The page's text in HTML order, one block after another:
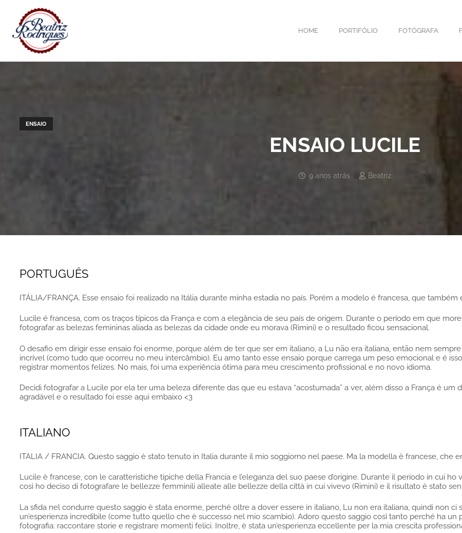
HOME PORTIFÓLIO FOTÓGRAFA
ENSAIO
ENSAIO LUCILE
9 anos atrás Beatriz
PORTUGUÊS
ITÁLIA/FRANÇA. Esse ensaio foi realizado na Itália durante minha estadia no país. Porém a modelo é francesa, que
Lucile é francesa, com os traços típicos da França e com a elegância de seu país de origem. Durante o período em que
fotografar as belezas femininas aliada as belezas da cidade onde eu morava (Rimini) e o resultado ficou sensacional.
O desafio em dirigir esse ensaio foi enorme, porque além de ter que ser em italiano, a Lu não era italiana, então nem
incrível (como tudo que ocorreu no meu intercâmbio). Eu amo tanto esse ensaio porque carrega um peso emocional e é
registrar momentos felizes. No mais, foi uma experiência ótima para meu crescimento profissional e no novo idioma.
Decidi fotografar a Lucile por ela ter uma beleza diferente das que eu estava “acostumada” a ver, além disso a França é
agradável e o resultado foi esse aqui embaixo <3
ITALIANO
ITALIA / FRANCIA. Questo saggio è stato tenuto in Italia durante il mio soggiorno nel paese. Ma la modella è francese, che
Lucile è francese, con le caratteristiche tipiche della Francia e l’eleganza del suo paese d’origine. Durante il periodo in cui
così ho deciso di fotografare le bellezze femminili alleate alle bellezze della città in cui vivevo (Rimini) e il risultato è stato
La sfida nel condurre questo saggio è stata enorme, perché oltre a dover essere in italiano, Lu non era italiana, quindi non
un’esperienza incredibile (come tutto quello che è successo nel mio scambio). Adoro questo saggio così tanto perché ha
fotografia: raccontare storie e registrare momenti felici. Inoltre, è stata un’esperienza eccellente per la mia crescita